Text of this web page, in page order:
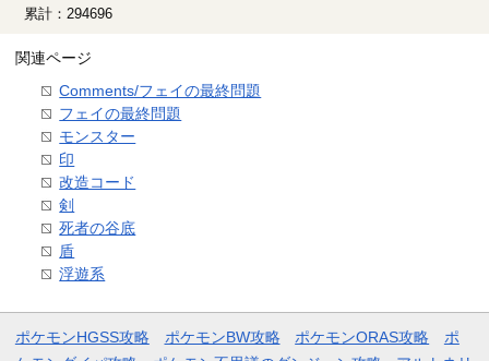
累計：294696
関連ページ
Comments/フェイの最終問題
フェイの最終問題
モンスター
印
改造コード
剣
死者の谷底
盾
浮遊系
ポケモンHGSS攻略 ポケモンBW攻略 ポケモンORAS攻略
ポ